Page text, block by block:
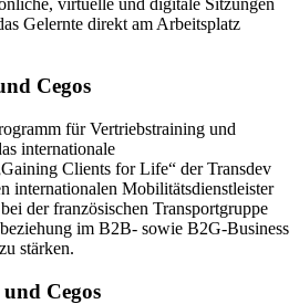
Gelernte direkt am Arbeitsplatz
Cegos
für Vertriebstraining und
internationale
Clients for Life“ der Transdev
internationalen Mobilitätsdienstleister
der französischen Transportgruppe
im B2B- sowie B2G-Business
stärken.
Cegos